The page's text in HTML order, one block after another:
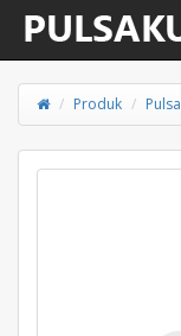
Produk Pulsa